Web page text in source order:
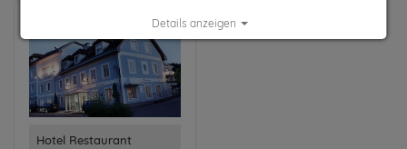
Hotel Restaurant
Details anzeigen
Impressum